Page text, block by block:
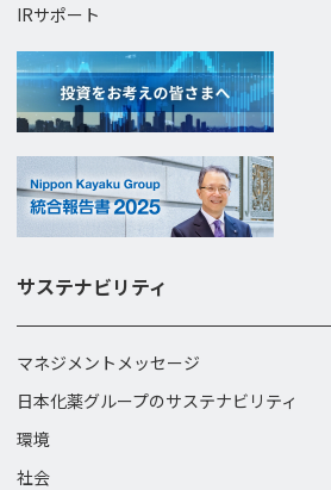
IRサポート
サステナビリティ
マネジメントメッセージ
日本化薬グループのサステナビリティ
環境
社会